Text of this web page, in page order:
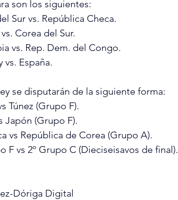
son los siguientes:
Sur vs. República Checa.
Corea del Sur.
vs. Rep. Dem. del Congo.
vs. España.
se disputarán de la siguiente forma:
Túnez (Grupo F).
Japón (Grupo F).
vs República de Corea (Grupo A).
F vs 2º Grupo C (Dieciseisavos de final).
Dóriga Digital